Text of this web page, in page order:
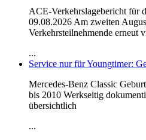
ACE-Verkehrslagebericht für
09.08.2026 Am zweiten
Verkehrsteilnehmende erneut
...
Service nur für Youngtimer:
Mercedes-Benz Classic
bis 2010 Werkseitig
übersichtlich
...